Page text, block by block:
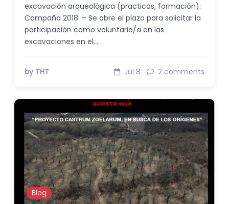
excavación arqueológica (practicas, formación):
Campaña 2018: – Se abre el plazo para solicitar la
participación como voluntario/a en las
excavaciones en el…
by THT Jul 8 2 comments
Blog